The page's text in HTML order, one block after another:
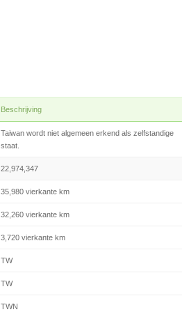
Beschrijving
Taiwan wordt niet algemeen erkend als zelfstandige
staat.
22,974,347
35,980 vierkante km
32,260 vierkante km
3,720 vierkante km
TW
TW
TWN